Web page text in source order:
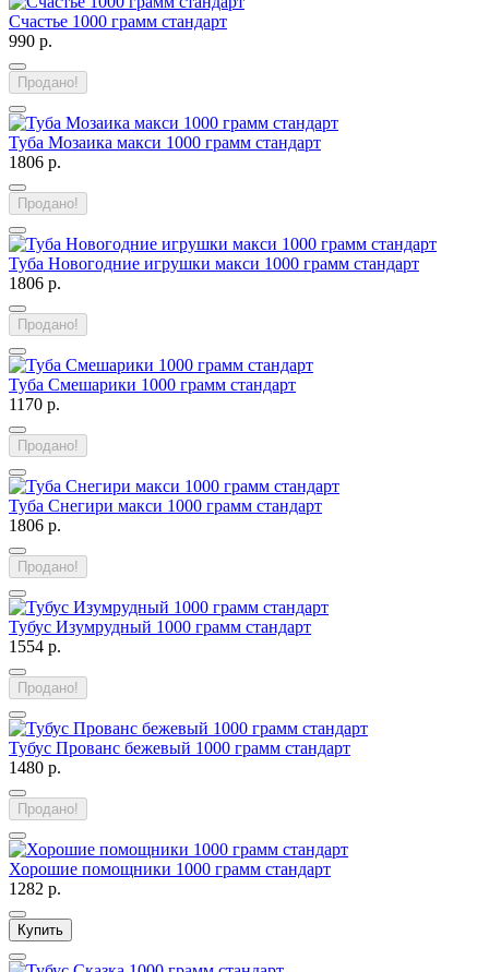
Счастье 1000 грамм стандарт
990 р.
Продано!
Туба Мозаика макси 1000 грамм стандарт
1806 р.
Продано!
Туба Новогодние игрушки макси 1000 грамм стандарт
1806 р.
Продано!
Туба Смешарики 1000 грамм стандарт
1170 р.
Продано!
Туба Снегири макси 1000 грамм стандарт
1806 р.
Продано!
Тубус Изумрудный 1000 грамм стандарт
1554 р.
Продано!
Тубус Прованс бежевый 1000 грамм стандарт
1480 р.
Продано!
Хорошие помощники 1000 грамм стандарт
1282 р.
Купить